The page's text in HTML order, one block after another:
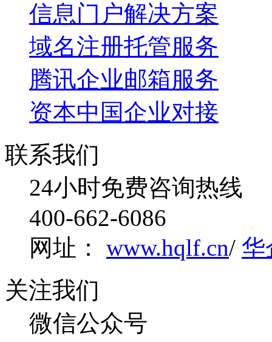
信息门户解决方案
域名注册托管服务
腾讯企业邮箱服务
资本中国企业对接
联系我们
24小时免费咨询热线
400-662-6086
网址： www.hqlf.cn/ 华
关注我们
微信公众号